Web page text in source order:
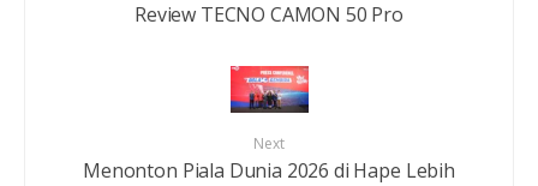
Review TECNO CAMON 50 Pro
Next
Menonton Piala Dunia 2026 di Hape Lebih